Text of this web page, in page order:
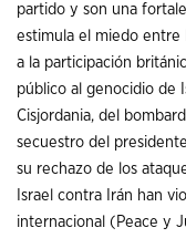
partido y son una
estimula el miedo entre
a la participación
público al genocidio de
Cisjordania, del
secuestro del
su rechazo de los
Israel contra Irán han
internacional (Peace y